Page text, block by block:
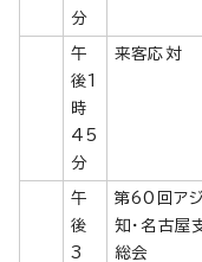
分
午
後1
時
45
分
来客応対
午
後
3
第60回ア
知・名古
総会